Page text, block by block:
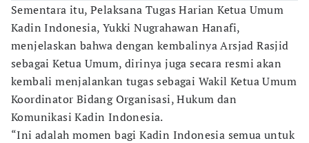
Sementara itu, Pelaksana Tugas Harian Ketua Umum
Kadin Indonesia, Yukki Nugrahawan Hanafi,
menjelaskan bahwa dengan kembalinya Arsjad Rasjid
sebagai Ketua Umum, dirinya juga secara resmi akan
kembali menjalankan tugas sebagai Wakil Ketua Umum
Koordinator Bidang Organisasi, Hukum dan
Komunikasi Kadin Indonesia.
“Ini adalah momen bagi Kadin Indonesia semua untuk